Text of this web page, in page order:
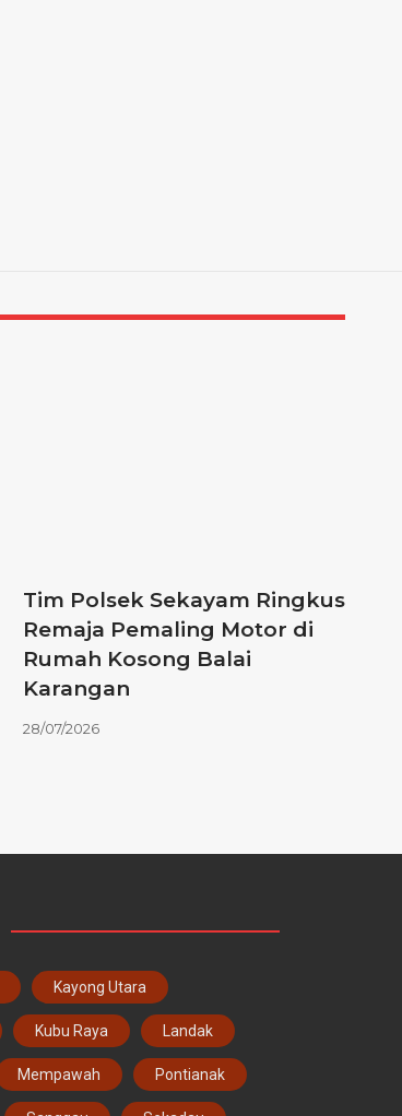
Tim Polsek Sekayam Ringkus
Remaja Pemaling Motor di
Rumah Kosong Balai
Karangan
28/07/2026
Kayong Utara
Kubu Raya Landak
Mempawah Pontianak